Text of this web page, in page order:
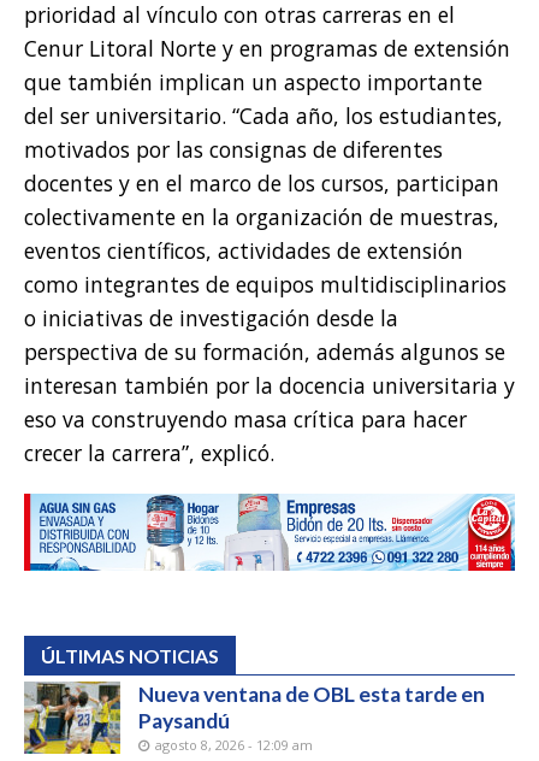
prioridad al vínculo con otras carreras en el
Cenur Litoral Norte y en programas de extensión
que también implican un aspecto importante
del ser universitario. “Cada año, los estudiantes,
motivados por las consignas de diferentes
docentes y en el marco de los cursos, participan
colectivamente en la organización de muestras,
eventos científicos, actividades de extensión
como integrantes de equipos multidisciplinarios
o iniciativas de investigación desde la
perspectiva de su formación, además algunos se
interesan también por la docencia universitaria y
eso va construyendo masa crítica para hacer
crecer la carrera”, explicó.
ÚLTIMAS NOTICIAS
Nueva ventana de OBL esta tarde en
Paysandú
agosto 8, 2026 - 12:09 am